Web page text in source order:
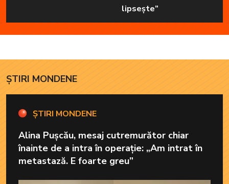
lipsește”
ȘTIRI MONDENE
ȘTIRI MONDENE
Alina Pușcău, mesaj cutremurător chiar
înainte de a intra în operație: „Am intrat în
metastază. E foarte greu”